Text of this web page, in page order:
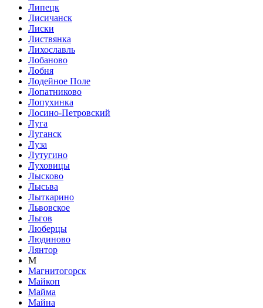
Липецк
Лисичанск
Лиски
Листвянка
Лихославль
Лобаново
Лобня
Лодейное Поле
Лопатниково
Лопухинка
Лосино-Петровский
Луга
Луганск
Луза
Лутугино
Луховицы
Лысково
Лысьва
Лыткарино
Львовское
Льгов
Люберцы
Людиново
Лянтор
М
Магнитогорск
Майкоп
Майма
Майна